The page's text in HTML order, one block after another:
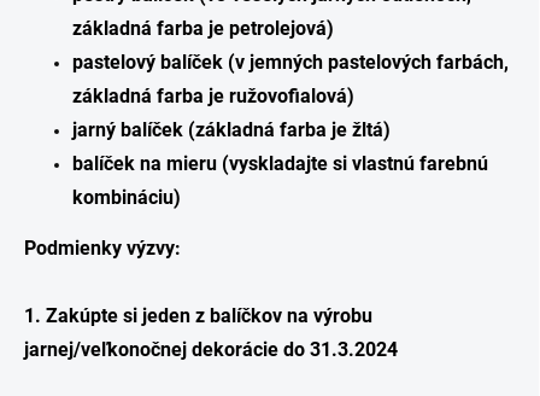
základná farba je petrolejová)
pastelový balíček (v jemných pastelových farbách,
základná farba je ružovofialová)
jarný balíček (základná farba je žltá)
balíček na mieru (vyskladajte si vlastnú farebnú
kombináciu)
Podmienky výzvy:
1. Zakúpte si jeden z balíčkov na výrobu
jarnej/veľkonočnej dekorácie do 31.3.2024